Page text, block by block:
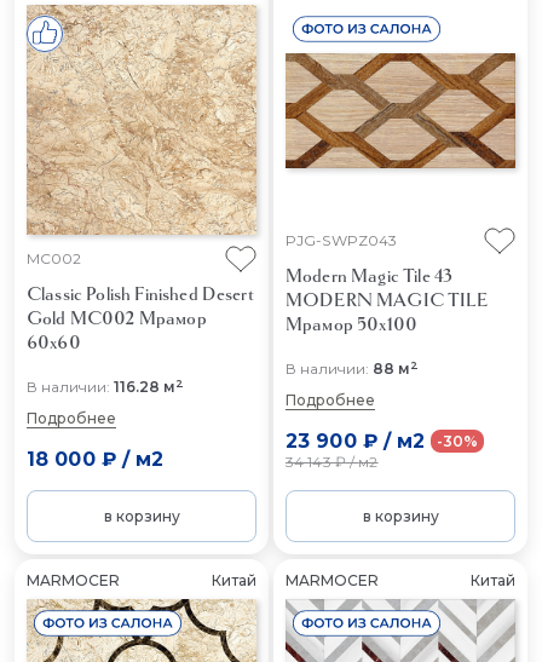
MC002
Classic Polish Finished Desert
Gold MC002 Мрамор
60x60
В наличии: 116.28 м2
Подробнее
18 000 ₽/ м2
в корзину
PJG-SWPZ043
Modern Magic Tile 43
MODERN MAGIC TILE
Мрамор 50x100
В наличии: 88 м2
Подробнее
23 900 ₽/ м2
34 143 ₽/м2
-30%
в корзину
MARMOCER Китай MARMOCER Китай